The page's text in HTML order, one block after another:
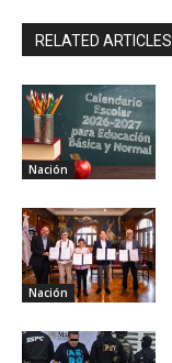
RELATED ARTICLES
Nación
Nación